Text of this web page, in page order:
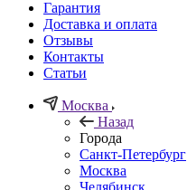
Гарантия
Доставка и оплата
Отзывы
Контакты
Статьи
Москва
Назад
Города
Санкт-Петербург
Москва
Челябинск